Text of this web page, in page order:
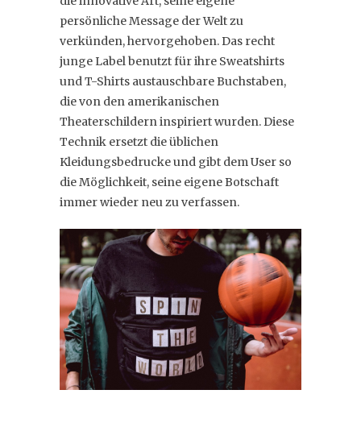
persönliche Message der Welt zu
verkünden, hervorgehoben. Das recht
junge Label benutzt für ihre Sweatshirts
und T-Shirts austauschbare Buchstaben,
die von den amerikanischen
Theaterschildern inspiriert wurden. Diese
Technik ersetzt die üblichen
Kleidungsbedrucke und gibt dem User so
die Möglichkeit, seine eigene Botschaft
immer wieder neu zu verfassen.